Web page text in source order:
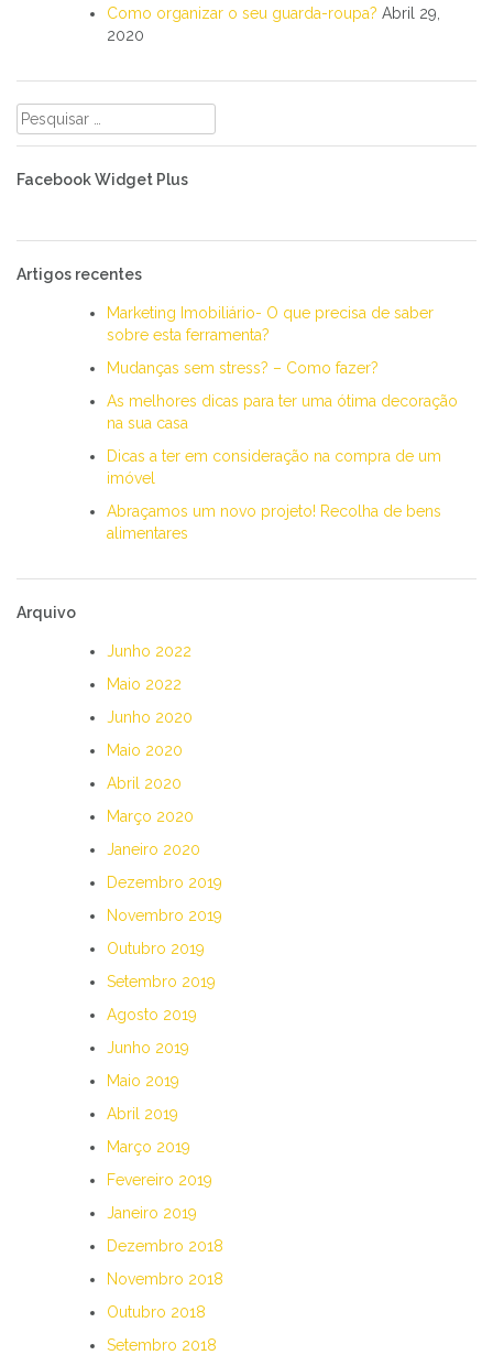
Como organizar o seu guarda-roupa? Abril 29,
2020
Pesquisar
por:
Facebook Widget Plus
Artigos recentes
Marketing Imobiliário- O que precisa de saber
sobre esta ferramenta?
Mudanças sem stress? – Como fazer?
As melhores dicas para ter uma ótima decoração
na sua casa
Dicas a ter em consideração na compra de um
imóvel
Abraçamos um novo projeto! Recolha de bens
alimentares
Arquivo
Junho 2022
Maio 2022
Junho 2020
Maio 2020
Abril 2020
Março 2020
Janeiro 2020
Dezembro 2019
Novembro 2019
Outubro 2019
Setembro 2019
Agosto 2019
Junho 2019
Maio 2019
Abril 2019
Março 2019
Fevereiro 2019
Janeiro 2019
Dezembro 2018
Novembro 2018
Outubro 2018
Setembro 2018